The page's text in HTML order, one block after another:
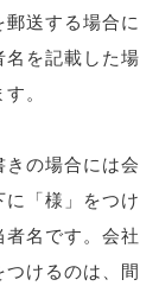
送する場合に
を記載した場
。
の場合には会
「様」をつけ
名です。会社
けるのは、間